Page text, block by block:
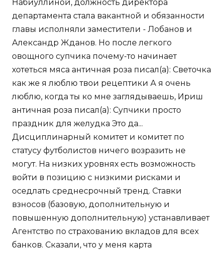
Набиуллиной, должность директора
департамента стала вакантной и обязанности
главы исполняли заместители - Лобанов и
Александр Жданов. Но после легкого
овощного супчика почему-то начинает
хотеться мяса античная роза писал(а): Светочка
как же я люблю твои рецептики А я очень
люблю, когда ты ко мне заглядываешь, Ириш
античная роза писал(а): Супчики просто
праздник для желудка Это да...
Дисциплинарный комитет и комитет по
статусу футболистов ничего возразить не
могут. На низких уровнях есть возможность
войти в позицию с низкими рисками и
оседлать среднесрочный тренд. Ставки
взносов (базовую, дополнительную и
повышенную дополнительную) устанавливает
Агентство по страхованию вкладов для всех
банков. Сказали, что у меня карта